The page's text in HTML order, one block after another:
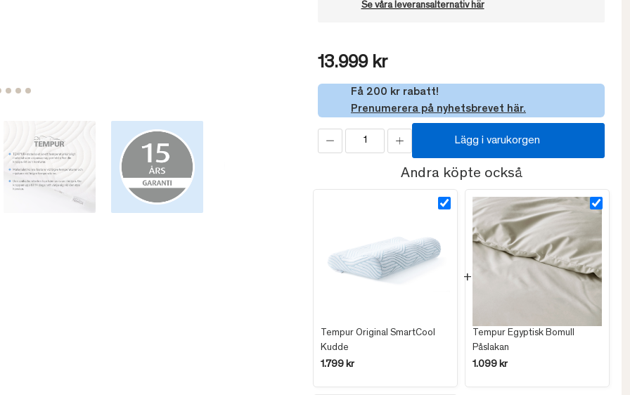
Se våra leveransalternativ här
13.999 kr
Få 200 kr rabatt!
Prenumerera på nyhetsbrevet här.
Lägg i varukorgen
Andra köpte också
Tempur Original SmartCool
Kudde
1.799 kr
Tempur Egyptisk Bomull
Påslakan
1.099 kr